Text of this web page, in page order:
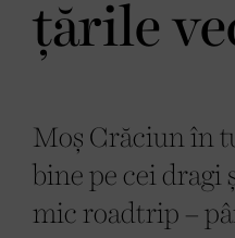
țările
Moș Crăciun în
bine pe cei
mic roadtrip –